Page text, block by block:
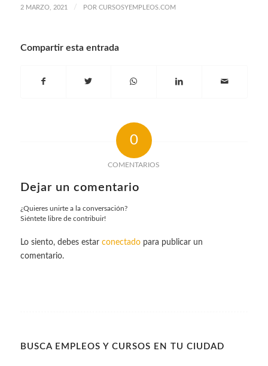
2 MARZO, 2021 / POR CURSOSYEMPLEOS.COM
Compartir esta entrada
0
COMENTARIOS
Dejar un comentario
¿Quieres unirte a la conversación?
Siéntete libre de contribuir!
Lo siento, debes estar conectadopara publicar un
comentario.
BUSCA EMPLEOS Y CURSOS EN TU CIUDAD